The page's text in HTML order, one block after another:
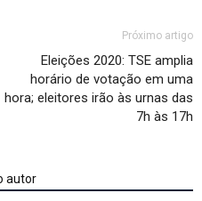
Próximo artigo
Eleições 2020: TSE amplia
horário de votação em uma
hora; eleitores irão às urnas das
7h às 17h
autor